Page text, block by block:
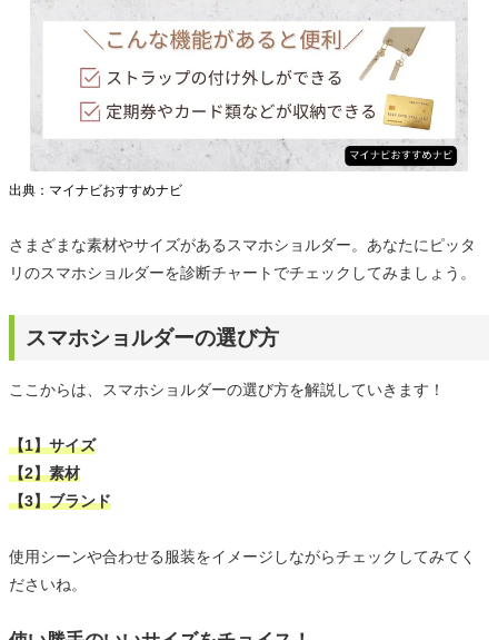
出典：マイナビおすすめナビ
さまざまな素材やサイズがあるスマホショルダー。あなたにピッタ
リのスマホショルダーを診断チャートでチェックしてみましょう。
スマホショルダーの選び方
ここからは、スマホショルダーの選び方を解説していきます！
【1】サイズ
【2】素材
【3】ブランド
使用シーンや合わせる服装をイメージしながらチェックしてみてく
ださいね。